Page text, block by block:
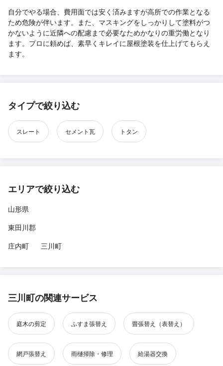
自分でやる場合、費用面では安く済みますが高所での作業となる
ため危険が伴います。また、マスキングをしっかりして塗料がつ
かないように近隣への配慮まで必要なためかなりの重労働となり
ます。プロに頼めば、素早くキレイに屋根塗装を仕上げてもらえ
ます。
タイプで絞り込む
スレート セメント瓦 トタン
エリアで絞り込む
山形県
東田川郡
庄内町
三川町
三川町の関連サービス
庭木の剪定 ふすま張替え 畳張替え（表替え）
網戸張替え 雨樋掃除・修理 給湯器交換